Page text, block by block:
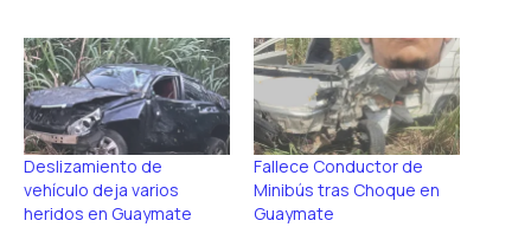
Deslizamiento de
vehículo deja varios
heridos en Guaymate
Fallece Conductor de
Minibús tras Choque en
Guaymate